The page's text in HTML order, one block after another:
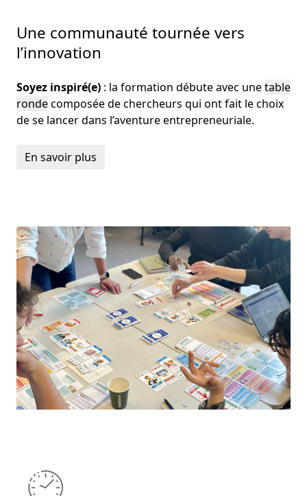
Une communauté tournée vers
l’innovation
Soyez inspiré(e) : la formation débute avec unetable
rondecomposée de chercheurs qui ont fait le choix
de se lancer dans l’aventure entrepreneuriale.
En savoir plus